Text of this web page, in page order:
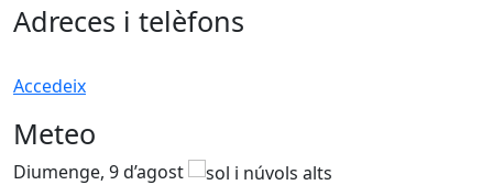
Adreces i telèfons
Accedeix
Meteo
Diumenge, 9 d’agost